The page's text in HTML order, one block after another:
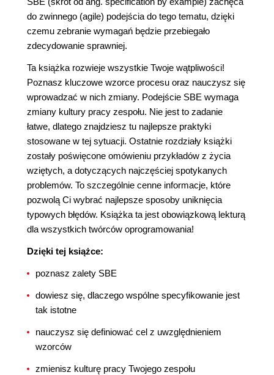
do zwinnego (agile) podejścia do tego tematu, dzięki
czemu zebranie wymagań będzie przebiegało
zdecydowanie sprawniej.
Ta książka rozwieje wszystkie Twoje wątpliwości!
Poznasz kluczowe wzorce procesu oraz nauczysz się
wprowadzać w nich zmiany. Podejście SBE wymaga
zmiany kultury pracy zespołu. Nie jest to zadanie
łatwe, dlatego znajdziesz tu najlepsze praktyki
stosowane w tej sytuacji. Ostatnie rozdziały książki
zostały poświęcone omówieniu przykładów z życia
wziętych, a dotyczących najczęściej spotykanych
problemów. To szczególnie cenne informacje, które
pozwolą Ci wybrać najlepsze sposoby uniknięcia
typowych błędów. Książka ta jest obowiązkową lekturą
dla wszystkich twórców oprogramowania!
Dzięki tej książce:
poznasz zalety SBE
dowiesz się, dlaczego wspólne specyfikowanie jest
tak istotne
nauczysz się definiować cel z uwzględnieniem
wzorców
zmienisz kulturę pracy Twojego zespołu